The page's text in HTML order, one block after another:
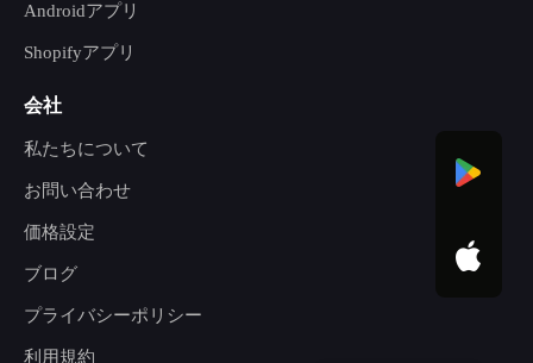
Androidアプリ
Shopifyアプリ
会社
私たちについて
お問い合わせ
価格設定
ブログ
プライバシーポリシー
利用規約